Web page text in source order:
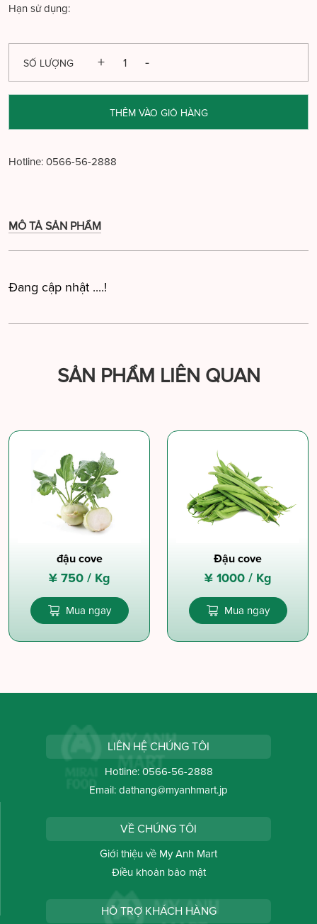
Hạn sử dụng:
SỐ LƯỢNG
THÊM VÀO GIỎ HÀNG
Hotline: 0566-56-2888
MÔ TẢ SẢN PHẨM
Đang cập nhật ....!
SẢN PHẨM LIÊN QUAN
đậu cove
¥ 750 / Kg
Mua ngay
Đậu cove
¥ 1000 / Kg
Mua ngay
LIÊN HỆ CHÚNG TÔI
Hotline: 0566-56-2888
Email: dathang@myanhmart.jp
VỀ CHÚNG TÔI
Giới thiệu về My Anh Mart
Điều khoản bảo mật
HỖ TRỢ KHÁCH HÀNG